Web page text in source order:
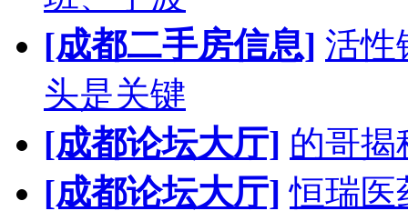
[成都二手房信息] 活性
头是关键
[成都论坛大厅] 的哥揭
[成都论坛大厅] 恒瑞医